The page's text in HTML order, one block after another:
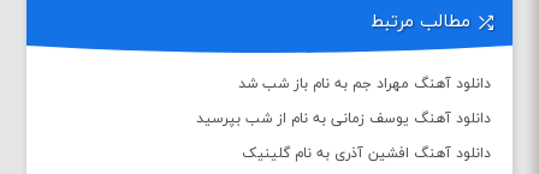
مطالب مرتبط
دانلود آهنگ مهراد جم به نام باز شب شد
دانلود آهنگ یوسف زمانی به نام از شب بپرسید
دانلود آهنگ افشین آذری به نام گلینیک